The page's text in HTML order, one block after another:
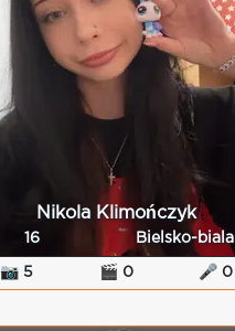
Nikola Klimończyk
16 Bielsko-biala
📷 5 🎬 0 🎤 0